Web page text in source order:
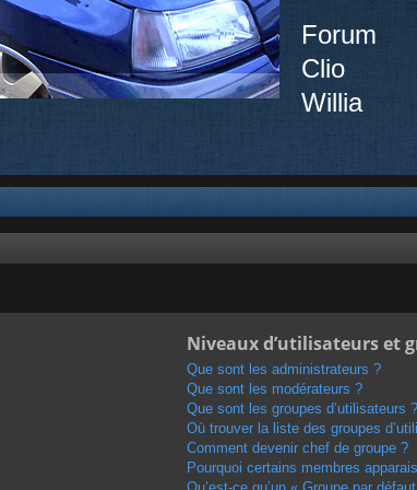
Forum
Clio
Willia
Niveaux d’utilisateurs et
Que sont les administrateurs ?
Que sont les modérateurs ?
Que sont les groupes d’utilisateurs ?
Où trouver la liste des groupes
Comment devenir chef de groupe ?
Pourquoi certains membres